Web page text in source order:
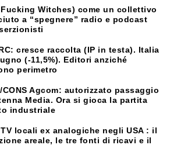
Fucking Witches) come un collettivo
a “spegnere” radio e podcast
cresce raccolta (IP in testa). Italia
(-11,5%). Editori anziché
perimetro
CONS Agcom: autorizzato passaggio
Media. Ora si gioca la partita
industriale
locali ex analogiche negli USA : il
areale, le tre fonti di ricavi e il